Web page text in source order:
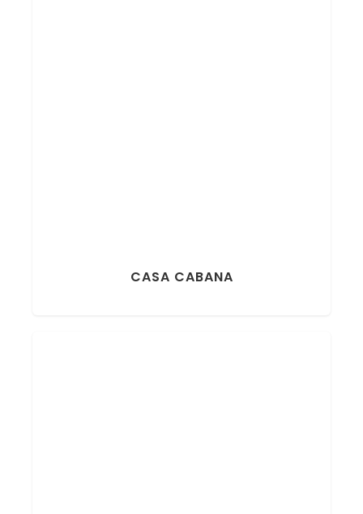
CASA CABANA